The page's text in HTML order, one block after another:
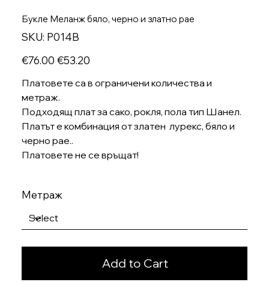
Букле Меланж бяло, черно и златно рае
SKU: SKU
P014B
P014B
Original
price
€76.00
Sale
price
€53.20
Платовете са в ограничени количества и
метраж.
Подходящ плат за сако, рокля, пола тип Шанел.
Платът е комбинация от златен лурекс, бяло и
черно рае..
Платовете не се връщат!
Метраж
Add to Cart